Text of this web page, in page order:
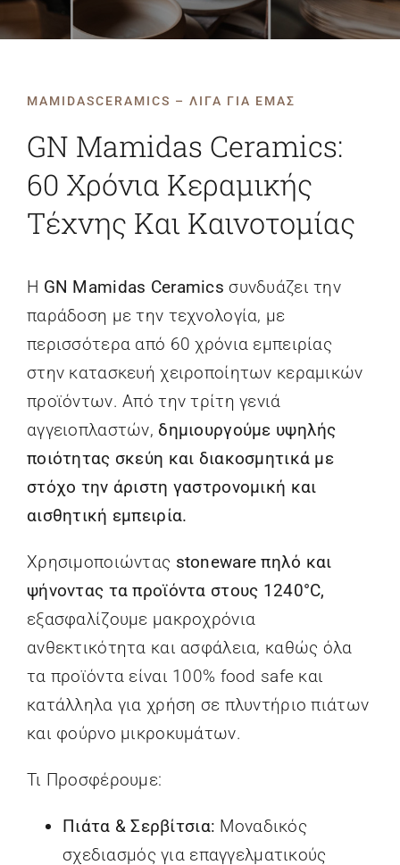
MAMIDASCERAMICS – ΛΙΓΑ ΓΙΑ ΕΜΑΣ
GN Mamidas Ceramics:
60 Χρόνια Κεραμικής
Τέχνης Και Καινοτομίας
Η GN Mamidas Ceramics συνδυάζει την
παράδοση με την τεχνολογία, με
περισσότερα από 60 χρόνια εμπειρίας
στην κατασκευή χειροποίητων κεραμικών
προϊόντων. Από την τρίτη γενιά
αγγειοπλαστών, δημιουργούμε υψηλής
ποιότητας σκεύη και διακοσμητικά με
στόχο την άριστη γαστρονομική και
αισθητική εμπειρία.
Χρησιμοποιώντας stoneware πηλό και
ψήνοντας τα προϊόντα στους 1240°C,
εξασφαλίζουμε μακροχρόνια
ανθεκτικότητα και ασφάλεια, καθώς όλα
τα προϊόντα είναι 100% food safe και
κατάλληλα για χρήση σε πλυντήριο πιάτων
και φούρνο μικροκυμάτων.
Τι Προσφέρουμε:
Πιάτα & Σερβίτσια: Μοναδικός
σχεδιασμός για επαγγελματικούς